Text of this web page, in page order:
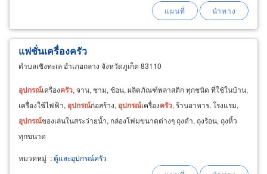
แฟชั่นเครื่องครัว
ตำบลเชิงทะเล อำเภอถลาง จังหวัดภูเก็ต 83110
อุปกรณ์เครื่องครัว, จาน, ชาม, ช้อน, ผลิตภัณฑ์พลาสติก ทุกชนิด ที่ใช้ในบ้าน,
เครื่องใช้ไฟฟ้า, อุปกรณ์ก่อสร้าง, อุปกรณ์เครื่องครัว, ร้านอาหาร, โรงแรม,
อุปกรณ์ของเล่นในสระว่ายน้ำ, กล่องโฟมขนาดต่างๆ ถุงดำ, ถุงร้อน, ถุงหิ้ว
ทุกขนาด
หมวดหมู่ :ตู้และอุปกรณ์ครัว